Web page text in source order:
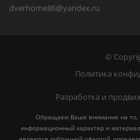
dverhome86@yandex.ru
©
Политика
Разработка и
Обращаем Ваше внимание на то,
информационный характер и